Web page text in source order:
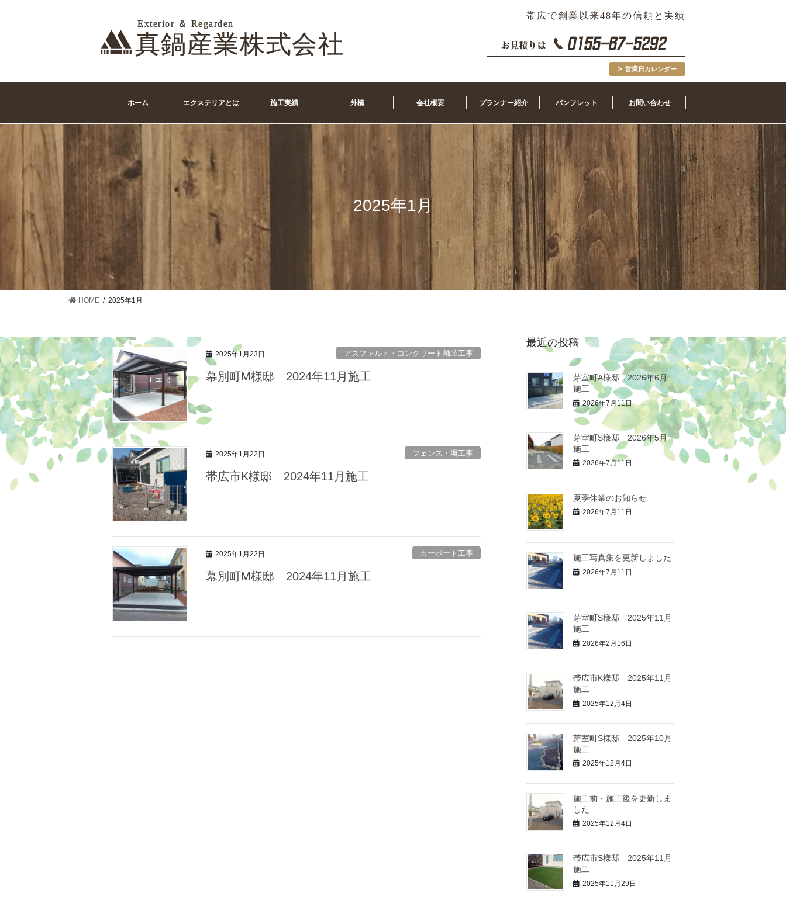
帯広で創業以来48年の信頼と実績
営業日カレンダー
ホーム エクステリアとは 施工実績 外構 会社概要 プランナー紹介 パンフレット お問い合わせ
2025年1月
HOME 2025年1月
2025年1月23日 アスファルト・コンクリート舗装工事
幕別町M様邸 2024年11月施工
2025年1月22日 フェンス・塀工事
帯広市K様邸 2024年11月施工
2025年1月22日 カーポート工事
幕別町M様邸 2024年11月施工
最近の投稿
芽室町A様邸 2026年6月
施工
2026年7月11日
芽室町S様邸 2026年5月
施工
2026年7月11日
夏季休業のお知らせ
2026年7月11日
施工写真集を更新しました
2026年7月11日
芽室町S様邸 2025年11月
施工
2026年2月16日
帯広市K様邸 2025年11月
施工
2025年12月4日
芽室町S様邸 2025年10月
施工
2025年12月4日
施工前・施工後を更新しま
した
2025年12月4日
帯広市S様邸 2025年11月
施工
2025年11月29日